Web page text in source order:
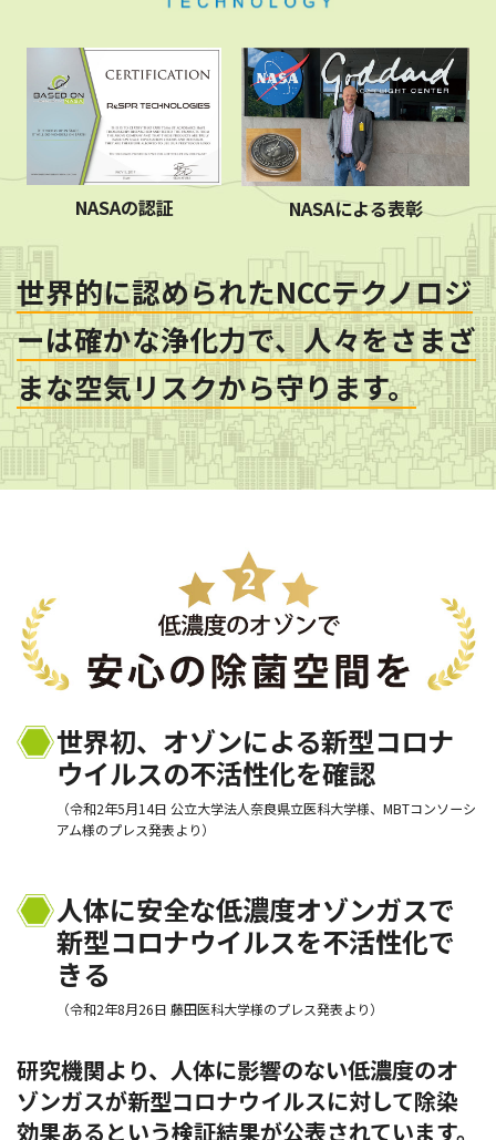
NASAの認証 NASAによる表彰
世界的に認められたNCCテクノロジ
ーは確かな浄化力で、人々をさまざ
まな空気リスクから守ります。
世界初、オゾンによる新型コロナ
ウイルスの不活性化を確認
（令和2年5月14日 公立大学法人奈良県立医科大学様、MBTコンソーシ
アム様のプレス発表より）
人体に安全な低濃度オゾンガスで
新型コロナウイルスを不活性化で
きる
（令和2年8月26日 藤田医科大学様のプレス発表より）
研究機関より、人体に影響のない低濃度のオ
ゾンガスが新型コロナウイルスに対して除染
効果あるという検証結果が公表されています。